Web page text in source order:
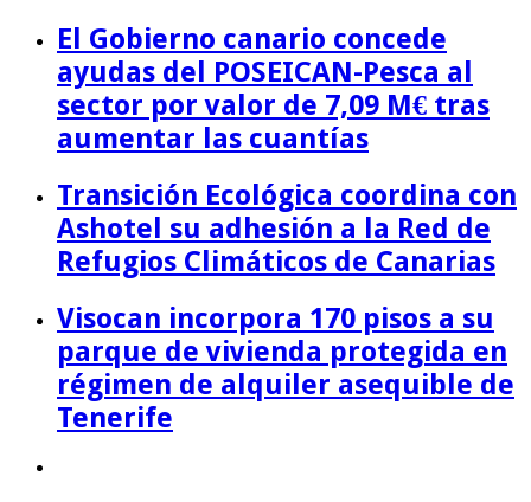
El Gobierno canario concede
ayudas del POSEICAN-Pesca al
sector por valor de 7,09 M€ tras
aumentar las cuantías
Transición Ecológica coordina con
Ashotel su adhesión a la Red de
Refugios Climáticos de Canarias
Visocan incorpora 170 pisos a su
parque de vivienda protegida en
régimen de alquiler asequible de
Tenerife